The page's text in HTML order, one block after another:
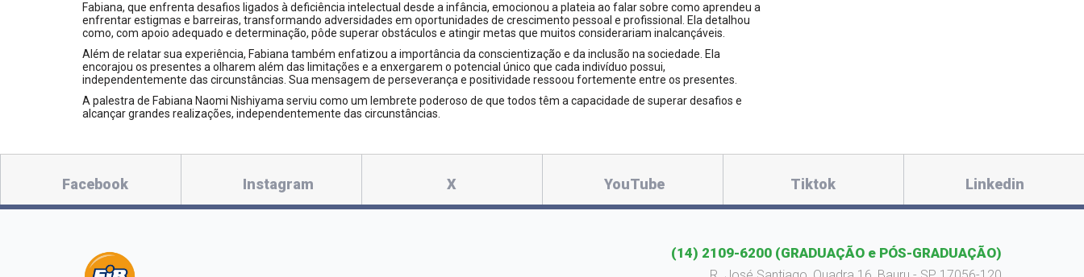
Fabiana, que enfrenta desafios ligados à deficiência intelectual desde a infância, emocionou a plateia ao falar sobre como aprendeu a
enfrentar estigmas e barreiras, transformando adversidades em oportunidades de crescimento pessoal e profissional. Ela detalhou
como, com apoio adequado e determinação, pôde superar obstáculos e atingir metas que muitos considerariam inalcançáveis.
Além de relatar sua experiência, Fabiana também enfatizou a importância da conscientização e da inclusão na sociedade. Ela
encorajou os presentes a olharem além das limitações e a enxergarem o potencial único que cada indivíduo possui,
independentemente das circunstâncias. Sua mensagem de perseverança e positividade ressoou fortemente entre os presentes.
A palestra de Fabiana Naomi Nishiyama serviu como um lembrete poderoso de que todos têm a capacidade de superar desafios e
alcançar grandes realizações, independentemente das circunstâncias.
Facebook Instagram X YouTube Tiktok Linkedin
(14) 2109-6200 (GRADUAÇÃO e PÓS-GRADUAÇÃO)